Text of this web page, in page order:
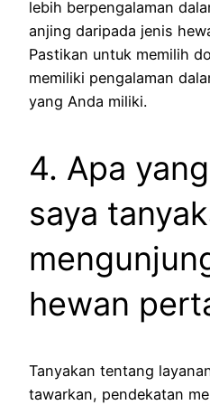
lebih berpengalaman
anjing daripada jenis
Pastikan untuk memilih
memiliki pengalaman
yang Anda miliki.
4. Apa
saya
hewan
Tanyakan tentang
tawarkan, pendekatan